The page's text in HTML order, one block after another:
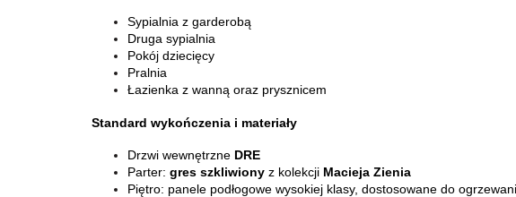
Sypialnia z garderobą
Druga sypialnia
Pokój dziecięcy
Pralnia
Łazienka z wanną oraz prysznicem
Standard wykończenia i materiały
Drzwi wewnętrzne DRE
Parter: gres szkliwiony z kolekcji Macieja Zienia
Piętro: panele podłogowe wysokiej klasy, dostosowane do